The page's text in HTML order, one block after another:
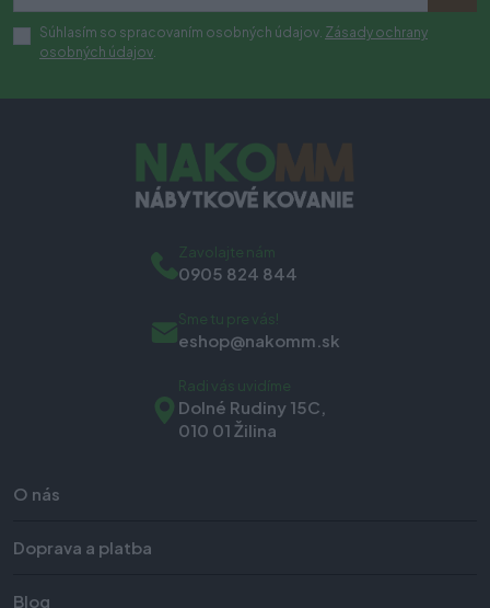
Súhlasím so spracovaním osobných údajov. Zásady ochrany
osobných údajov.
O nás
Doprava a platba
Blog
Zavolajte nám
0905 824 844
Sme tu pre vás!
eshop@nakomm.sk
Radi vás uvidíme
Dolné Rudiny 15C,
010 01 Žilina